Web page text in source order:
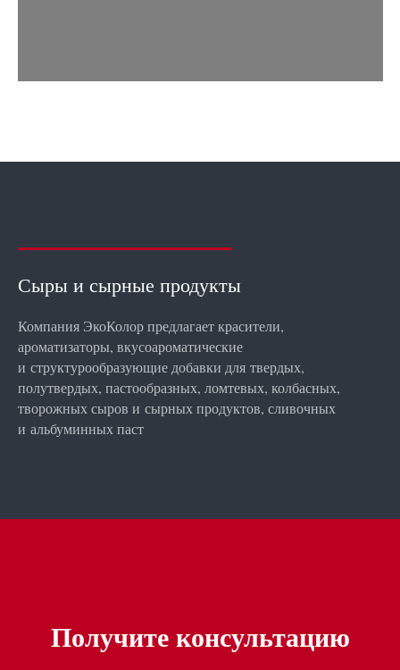
Сыры и сырные продукты
Компания ЭкоКолор предлагает красители,
ароматизаторы, вкусоароматические
и структурообразующие добавки для твердых,
полутвердых, пастообразных, ломтевых, колбасных,
творожных сыров и сырных продуктов, сливочных
и альбуминных паст
Получите консультацию